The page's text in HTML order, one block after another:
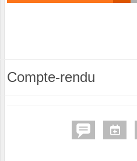
Compte-rendu